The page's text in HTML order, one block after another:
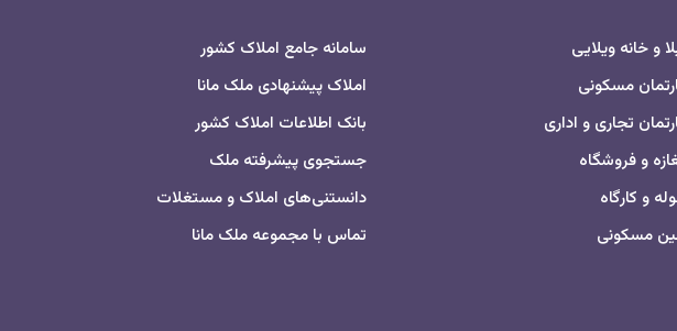
و خانه ویلایی
مسکونی
تجاری و اداری
و فروشگاه
و کارگاه
مسکونی
سامانه جامع املاک کشور
املاک پیشنهادی ملک مانا
بانک اطلاعات املاک کشور
جستجوی پیشرفته ملک
دانستنی‌های املاک و مستغلات
تماس با مجموعه ملک مانا